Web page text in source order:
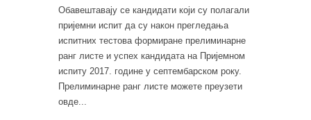
Обавештавају се кандидати који су полагали
пријемни испит да су након прегледања
испитних тестова формиране прелиминарне
ранг листе и успех кандидата на Пријемном
испиту 2017. године у септембарском року.
Прелиминарне ранг листе можете преузети
овде...